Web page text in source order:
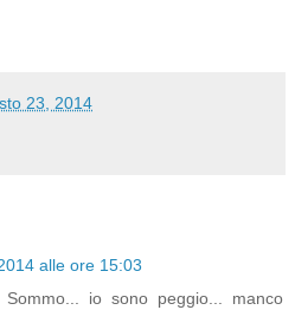
23, 2014
alle ore 15:03
Sommo... io sono peggio... manco